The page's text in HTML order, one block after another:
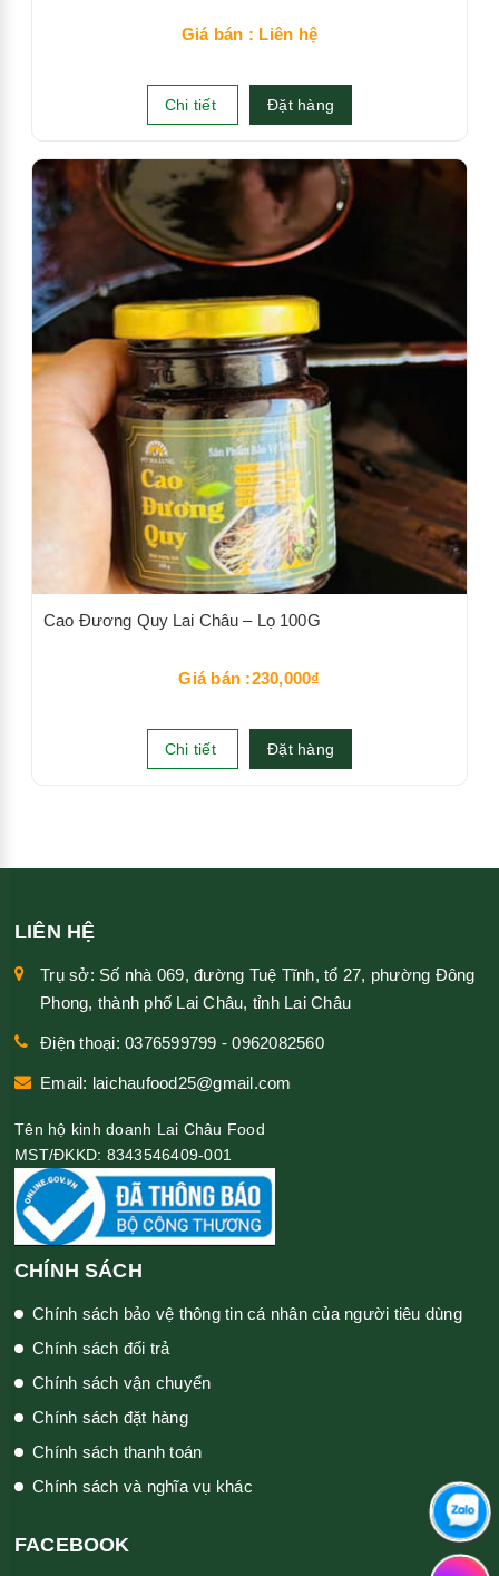
Giá bán : Liên hệ
Chi tiết Đặt hàng
Cao Đương Quy Lai Châu – Lọ 100G
Giá bán :230,000₫
Chi tiết Đặt hàng
LIÊN HỆ
Trụ sở: Số nhà 069, đường Tuệ Tĩnh, tổ 27, phường Đông
Phong, thành phố Lai Châu, tỉnh Lai Châu
Điện thoại: 0376599799 - 0962082560
Email: laichaufood25@gmail.com
Tên hộ kinh doanh Lai Châu Food
MST/ĐKKD: 8343546409-001
CHÍNH SÁCH
Chính sách bảo vệ thông tin cá nhân của người tiêu dùng
Chính sách đổi trả
Chính sách vận chuyển
Chính sách đặt hàng
Chính sách thanh toán
Chính sách và nghĩa vụ khác
FACEBOOK